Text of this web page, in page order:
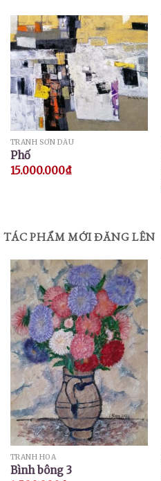
TRANH SƠN DẦU
Phố
15.000.000₫
TÁC PHẨM MỚI ĐĂNG LÊN
TRANH HOA
Bình bông 3